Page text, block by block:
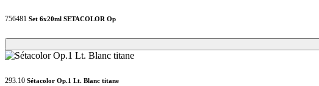
756481 Set 6x20ml SETACOLOR Op
Loading...
Loading...
293.10 Sétacolor Op.1 Lt. Blanc titane